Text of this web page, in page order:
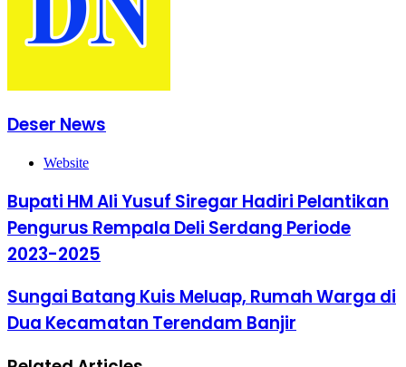
Deser News
Website
Bupati HM Ali Yusuf Siregar Hadiri Pelantikan
Pengurus Rempala Deli Serdang Periode
2023-2025
Sungai Batang Kuis Meluap, Rumah Warga di
Dua Kecamatan Terendam Banjir